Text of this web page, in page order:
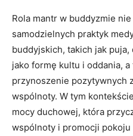
Rola mantr ‌w buddyzmie
samodzielnych praktyk
buddyjskich, takich jak
jako ⁣formę⁣ kultu i oddania,
przynoszenie pozytywnych
wspólnoty. W tym
mocy duchowej, która
wspólnoty i⁢ promocji pokoju